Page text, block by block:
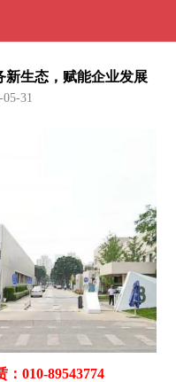
新生态，赋能企业发展‌
31
010-89543774